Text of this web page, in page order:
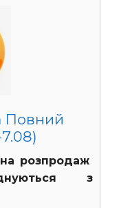
Повний
на розпродаж
з